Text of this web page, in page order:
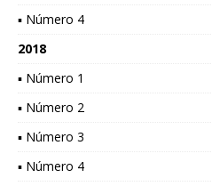
▪ Número 4
2018
▪ Número 1
▪ Número 2
▪ Número 3
▪ Número 4